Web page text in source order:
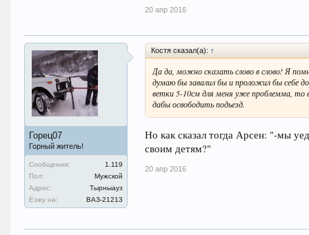
20 апр 2016
Горец07
Горный житель!
Сообщения:
1.119
Пол:
Мужской
Адрес:
Тырныауз
Езжу на:
ВАЗ-21213
Костя сказал(а): ↑
Да да, можно сказать слово в слово! Я
думаю бы завалил бы и проложил бы себе
ветки 5-10см для меня уже проблемма, то
дабы освободить подьезд.
Но как сказал тогда Арсен: "-мы
своим детям?"
20 апр 2016